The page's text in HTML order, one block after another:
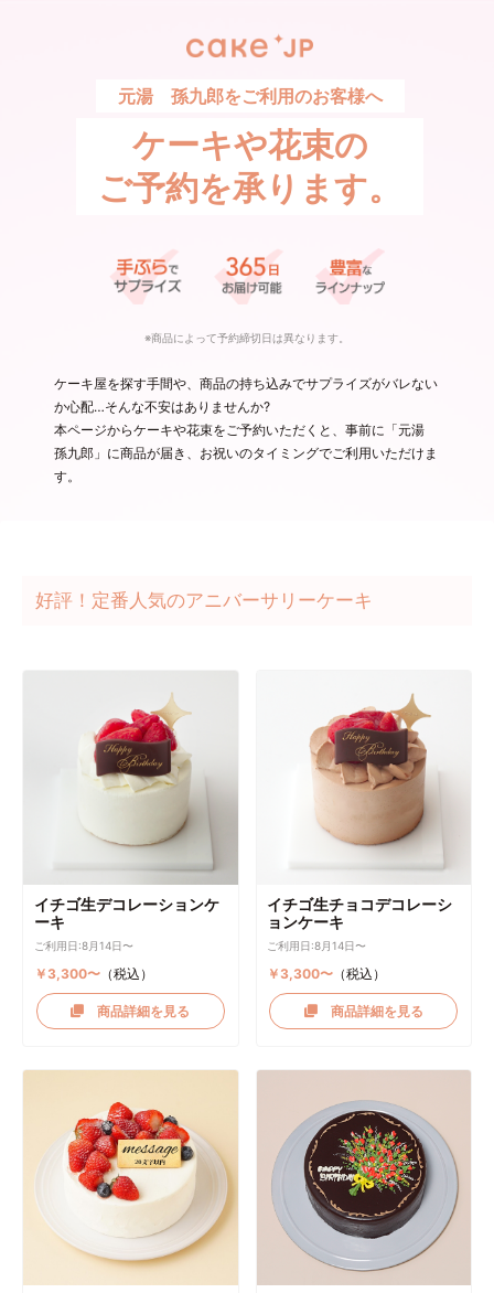
元湯 孫九郎をご利用のお客様へ
ケーキや花束の
ご予約を承ります。
※商品によって予約締切日は異なります。
ケーキ屋を探す手間や、商品の持ち込みでサプライズがバレない
か心配…そんな不安はありませんか?
本ページからケーキや花束をご予約いただくと、事前に「元湯
孫九郎」に商品が届き、お祝いのタイミングでご利用いただけま
す。
好評！定番人気のアニバーサリーケーキ
イチゴ生デコレーションケ
ーキ
ご利用日:8月14日〜
￥3,300〜（税込）
商品詳細を見る
イチゴ生チョコデコレーシ
ョンケーキ
ご利用日:8月14日〜
￥3,300〜 （税込）
商品詳細を見る